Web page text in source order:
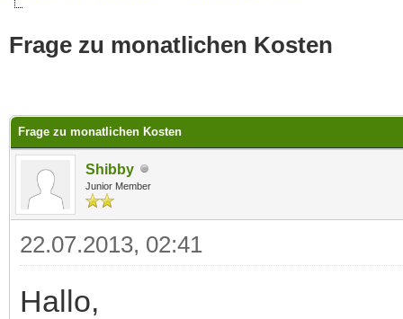
Frage zu monatlichen Kosten
Frage zu monatlichen Kosten
Shibby
Junior Member
22.07.2013, 02:41
Hallo,